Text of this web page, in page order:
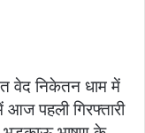
वेद निकेतन धाम में
पहली गिरफ्तारी